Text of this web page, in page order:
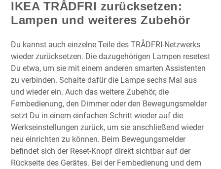
IKEA TRÅDFRI zurücksetzen:
Lampen und weiteres Zubehör
Du kannst auch einzelne Teile des TRÅDFRI-Netzwerks
wieder zurücksetzen. Die dazugehörigen Lampen resetest
Du etwa, um sie mit einem anderen smarten Assistenten
zu verbinden. Schalte dafür die Lampe sechs Mal aus
und wieder ein. Auch das weitere Zubehör, die
Fernbedienung, den Dimmer oder den Bewegungsmelder
setzt Du in einem einfachen Schritt wieder auf die
Werkseinstellungen zurück, um sie anschließend wieder
neu einrichten zu können. Beim Bewegungsmelder
befindet sich der Reset-Knopf direkt sichtbar auf der
Rückseite des Gerätes. Bei der Fernbedienung und dem